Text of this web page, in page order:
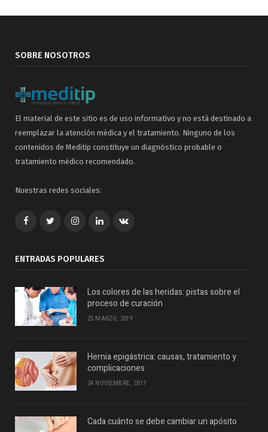
SOBRE NOSOTROS
El material de este sitio es de uso informativo y no está destinado a
reemplazar la atención médica y el tratamiento. Ninguno de los
contenidos de Meditip constituye un diagnóstico probable o
tratamiento médico recomendado.
Nuestras redes sociales:
FacebookTwitterGoogle+LinkedInVK
ENTRADAS POPULARES
Los colores de las heridas: pistas sobre el
proceso de curación
25 MARZO, 2019
Hernia epigástrica: causas, tratamiento y
complicaciones
24 NOVIEMBRE, 2017
Cada cuánto se debe cambiar un apósito